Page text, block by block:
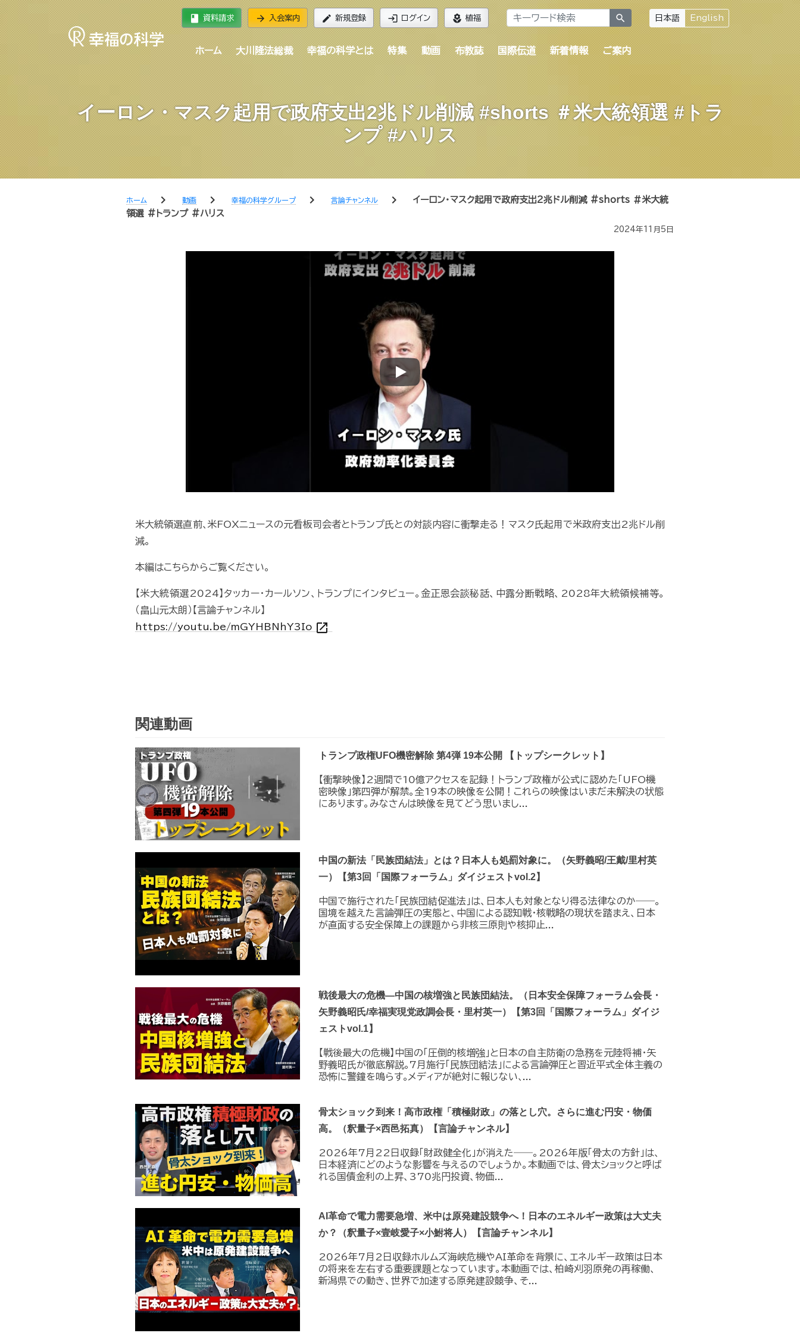
book 資料請求 arrow_forward 入会案内 edit 新規登録 login ログイン local_florist 植福 search 日本語 English
ホーム 大川隆法総裁 幸福の科学とは 特集 動画 布教誌 国際伝道 新着情報 ご案内
イーロン・マスク起用で政府支出2兆ドル削減 #shorts ＃米大統領選 #トラ
ンプ #ハリス
ホーム chevron_right 動画 chevron_right 幸福の科学グループ chevron_right 言論チャンネル chevron_right
イーロン・マスク起用で政府支出2兆ドル削減 #shorts ＃米大統
領選 #トランプ #ハリス
2024年11月5日
Play
米大統領選直前､米FOXニュースの元看板司会者とトランプ氏との対談内容に衝撃走る！マスク氏起用で米政府支出2兆ドル削
減。
本編はこちらからご覧ください。
【米大統領選2024】タッカー・カールソン、トランプにインタビュー。金正恩会談秘話、中露分断戦略、2028年大統領候補等。
（畠山元太朗）【言論チャンネル】
https://youtu.be/mGYHBNhY3Io open_in_new
関連動画
トランプ政権UFO機密解除 第4弾 19本公開 【トップシークレット】
【衝撃映像】2週間で10億アクセスを記録！トランプ政権が公式に認めた｢UFO機
密映像｣第四弾が解禁。全19本の映像を公開！これらの映像はいまだ未解決の状態
にあります。みなさんは映像を見てどう思いまし...
中国の新法「民族団結法」とは？日本人も処罰対象に。（矢野義昭/王戴/里村英
一）【第3回「国際フォーラム」ダイジェストvol.2】
中国で施行された「民族団結促進法」は、日本人も対象となり得る法律なのか――。
国境を越えた言論弾圧の実態と、中国による認知戦・核戦略の現状を踏まえ、日本
が直面する安全保障上の課題から非核三原則や核抑止...
戦後最大の危機―中国の核増強と民族団結法。（日本安全保障フォーラム会長・
矢野義昭氏/幸福実現党政調会長・里村英一）【第3回「国際フォーラム」ダイジ
ェストvol.1】
【戦後最大の危機】中国の｢圧倒的核増強｣と日本の自主防衛の急務を元陸将補・矢
野義昭氏が徹底解説｡7月施行｢民族団結法｣による言論弾圧と習近平式全体主義の
恐怖に警鐘を鳴らす｡メディアが絶対に報じない､...
骨太ショック到来！高市政権「積極財政」の落とし穴。さらに進む円安・物価
高。（釈量子×西邑拓真）【言論チャンネル】
2026年7月22日収録「財政健全化」が消えた――。2026年版「骨太の方針」は、
日本経済にどのような影響を与えるのでしょうか。本動画では、骨太ショックと呼ば
れる国債金利の上昇、370兆円投資、物価...
AI革命で電力需要急増、米中は原発建設競争へ！日本のエネルギー政策は大丈夫
か？（釈量子×壹岐愛子×小鮒将人）【言論チャンネル】
2026年7月2日収録ホルムズ海峡危機やAI革命を背景に、エネルギー政策は日本
の将来を左右する重要課題となっています。本動画では、柏崎刈羽原発の再稼働、
新潟県での動き、世界で加速する原発建設競争、そ...